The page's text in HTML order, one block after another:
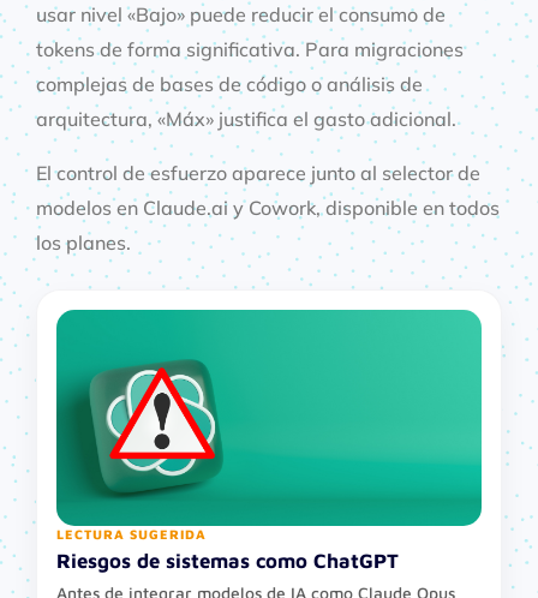
usar nivel «Bajo» puede reducir el consumo de
tokens de forma significativa. Para migraciones
complejas de bases de código o análisis de
arquitectura, «Máx» justifica el gasto adicional.
El control de esfuerzo aparece junto al selector de
modelos en Claude.ai y Cowork, disponible en todos
los planes.
LECTURA SUGERIDA
Riesgos de sistemas como ChatGPT
Antes de integrar modelos de IA como Claude Opus